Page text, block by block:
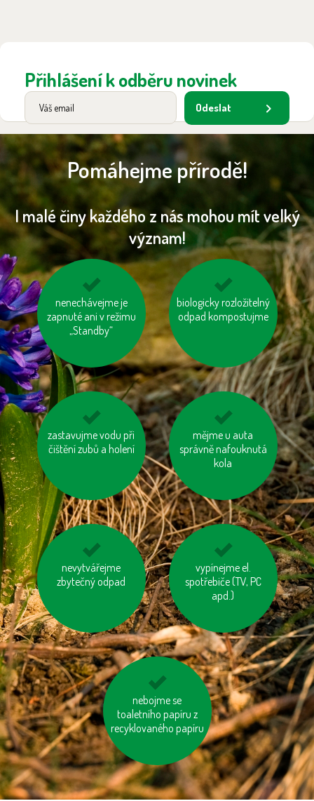
Přihlášení k odběru novinek
Odeslat
Pomáhejme přírodě!
I malé činy každého z nás mohou mít velký
význam!
nenechávejme je
zapnuté ani v režimu
„Standby“
choďme po schodech,
nejezděme výtahem
biologicky rozložitelný
odpad kompostujme
používejme výrobky z
recyklovaných
zastavujme vodu při
čištění zubů a holení
šetřeme energií
mějme u auta
správně nafouknutá
kola
zvažme, jestli
potřebujeme každý
rok nový mobil, tablet
nevytvářejme
zbytečný odpad
šetřeme vodou
vypínejme el.
spotřebiče (TV, PC
apd.)
vyhněme se
pangasům a
tuňákům
nebojme se
toaletního papíru z
recyklovaného papíru
zatepleme si dům